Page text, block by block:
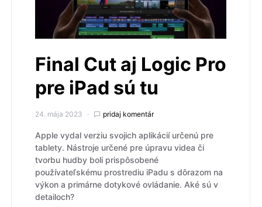
Final Cut aj Logic Pro
pre iPad sú tu
24. mája 2023 pridaj komentár
Apple vydal verziu svojich aplikácií určenú pre
tablety. Nástroje určené pre úpravu videa či
tvorbu hudby boli prispôsobené
používateľskému prostrediu iPadu s dôrazom na
výkon a primárne dotykové ovládanie. Aké sú v
detailoch?